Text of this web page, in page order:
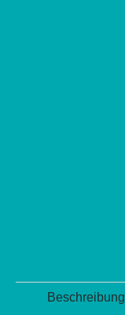
Beschreibung